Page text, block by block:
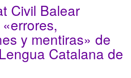
Civil Balear
y mentiras» de
Catalana de